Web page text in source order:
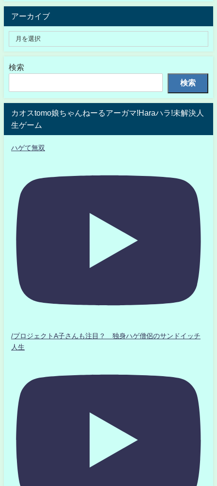
アーカイブ
検索
検索
カオスtomo娘ちゃんねーるアーガマ!Haraハラ!未解決人
生ゲーム
ハゲて無双
/プロジェクトA子さんも注目？ 独身ハゲ僧侶のサンドイッチ
人生